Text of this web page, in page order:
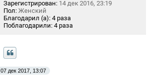
Зарегистрирован: 14 дек 2016, 23:19
Пол: Женский
Благодарил (а): 4 раза
Поблагодарили: 4 раза
07 дек 2017, 13:07